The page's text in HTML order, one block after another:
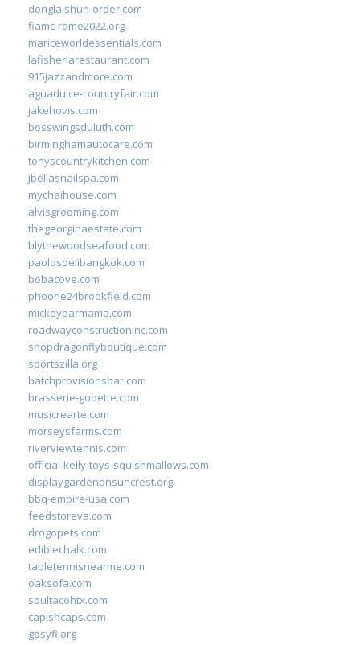
donglaishun-order.com
fiamc-rome2022.org
mariceworldessentials.com
lafisheriarestaurant.com
915jazzandmore.com
aguadulce-countryfair.com
jakehovis.com
bosswingsduluth.com
birminghamautocare.com
tonyscountrykitchen.com
jbellasnailspa.com
mychaihouse.com
alvisgrooming.com
thegeorginaestate.com
blythewoodseafood.com
paolosdelibangkok.com
bobacove.com
phoone24brookfield.com
mickeybarmama.com
roadwayconstructioninc.com
shopdragonflyboutique.com
sportszilla.org
batchprovisionsbar.com
brasserie-gobette.com
musicrearte.com
morseysfarms.com
riverviewtennis.com
official-kelly-toys-squishmallows.com
displaygardenonsuncrest.org
bbq-empire-usa.com
feedstoreva.com
drogopets.com
ediblechalk.com
tabletennisnearme.com
oaksofa.com
soultacohtx.com
capishcaps.com
gpsyfl.org